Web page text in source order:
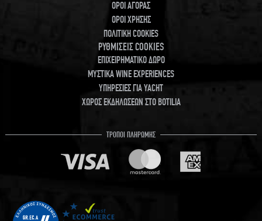
ΟΡΟΙ ΑΓΟΡΑΣ
ΟΡΟΙ ΧΡΗΣΗΣ
ΠΟΛΙΤΙΚΗ COOKIES
ΡΥΘΜΙΣΕΙΣ COOKIES
ΕΠΙΧΕΙΡΗΜΑΤΙΚΟ ΔΩΡΟ
ΜΥΣΤΙΚΑ WINE EXPERIENCES
ΥΠΗΡΕΣΙΕΣ ΓΙΑ YACHT
ΧΩΡΟΣ ΕΚΔΗΛΩΣΕΩΝ ΣΤΟ BOTILIA
ΤΡΟΠΟΙ ΠΛΗΡΩΜΗΣ